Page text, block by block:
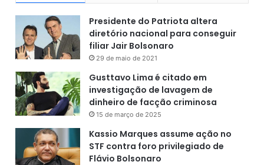
Presidente do Patriota altera
diretório nacional para conseguir
filiar Jair Bolsonaro
29 de maio de 2021
Gusttavo Lima é citado em
investigação de lavagem de
dinheiro de facção criminosa
15 de março de 2025
Kassio Marques assume ação no
STF contra foro privilegiado de
Flávio Bolsonaro